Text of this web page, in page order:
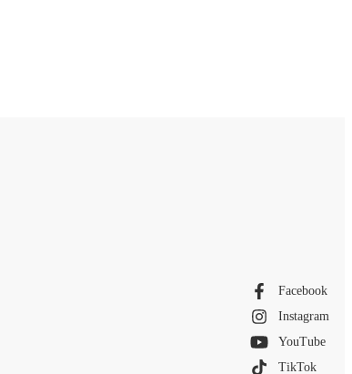
Facebook
Instagram
YouTube
TikTok